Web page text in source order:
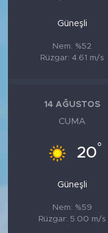
Güneşli
Nem: %52
Rüzgar: 4.61 m/s
14 AĞUSTOS
CUMA
20°
Güneşli
Nem: %59
Rüzgar: 5.00 m/s